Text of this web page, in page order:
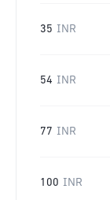
35 INR
54 INR
77 INR
100 INR